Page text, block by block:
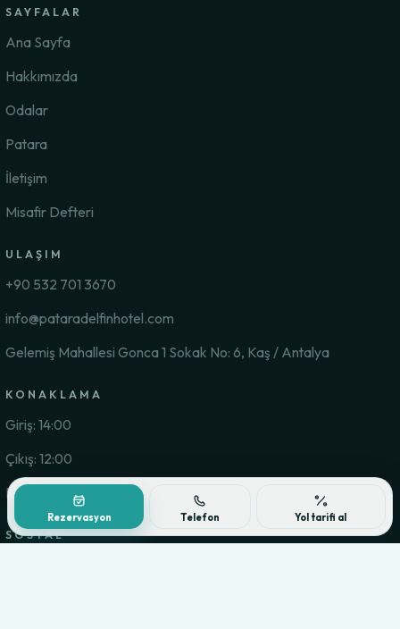
SAYFALAR
Ana Sayfa
Hakkımızda
Odalar
Patara
İletişim
Misafir Defteri
ULAŞIM
+90 532 701 3670
info@pataradelfinhotel.com
Gelemiş Mahallesi Gonca 1 Sokak No: 6, Kaş / Antalya
KONAKLAMA
Giriş: 14:00
Çıkış: 12:00
Kahvaltı: 08:00 - 10:30
SOSYAL
Rezervasyon Telefon Yol tarifi al